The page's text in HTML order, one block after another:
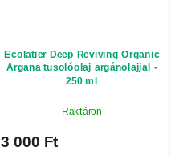
Ecolatier Deep Reviving Organic
Argana tusolóolaj argánolajjal -
250 ml
Raktáron
3 000 Ft